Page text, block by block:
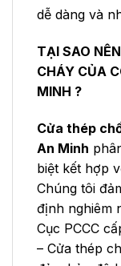
dễ dàng và
TẠI SAO
CHÁY CỦA
MINH ?
Cửa thép
An Minh
biệt kết hợp
Chúng tôi
định nghiêm
Cục PCCC
– Cửa thép